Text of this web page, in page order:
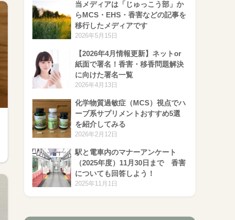
当メディアは「じゅっこう部」か
らMCS・EHS・香害などの記事を
移行したメディアです
2026年5月15日
【2026年4月情報更新】ネットor
紙面で署名！香害・移香問題解決
に向けた署名一覧
2026年4月13日
化学物質過敏症（MCS）視点でハ
ーブ系サプリメントおすすめ5選
を紹介してみる
2026年2月12日
駅と電車内のマナーアンケート
（2025年度）11月30日まで 香害
についても回答しよう！
2025年11月1日